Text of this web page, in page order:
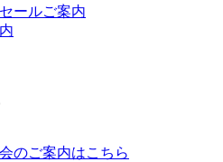
ールご案内
のご案内はこちら